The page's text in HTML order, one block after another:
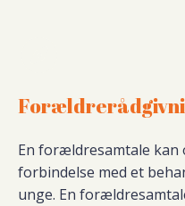
En forældresamtale kan
forbindelse med et
unge. En